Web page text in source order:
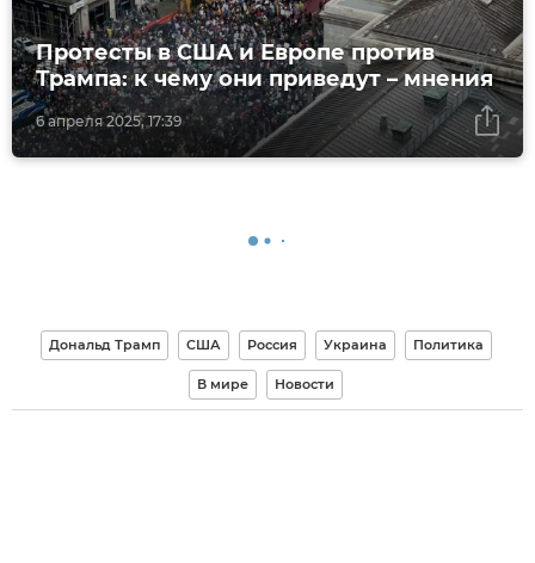
6 апреля 2025, 17:39
Протесты в США и Европе против
Трампа: к чему они приведут – мнения
Дональд Трамп США Россия Украина Политика
В мире Новости